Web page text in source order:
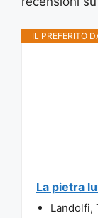
IL PREFERITO
La pietra
Landolfi,